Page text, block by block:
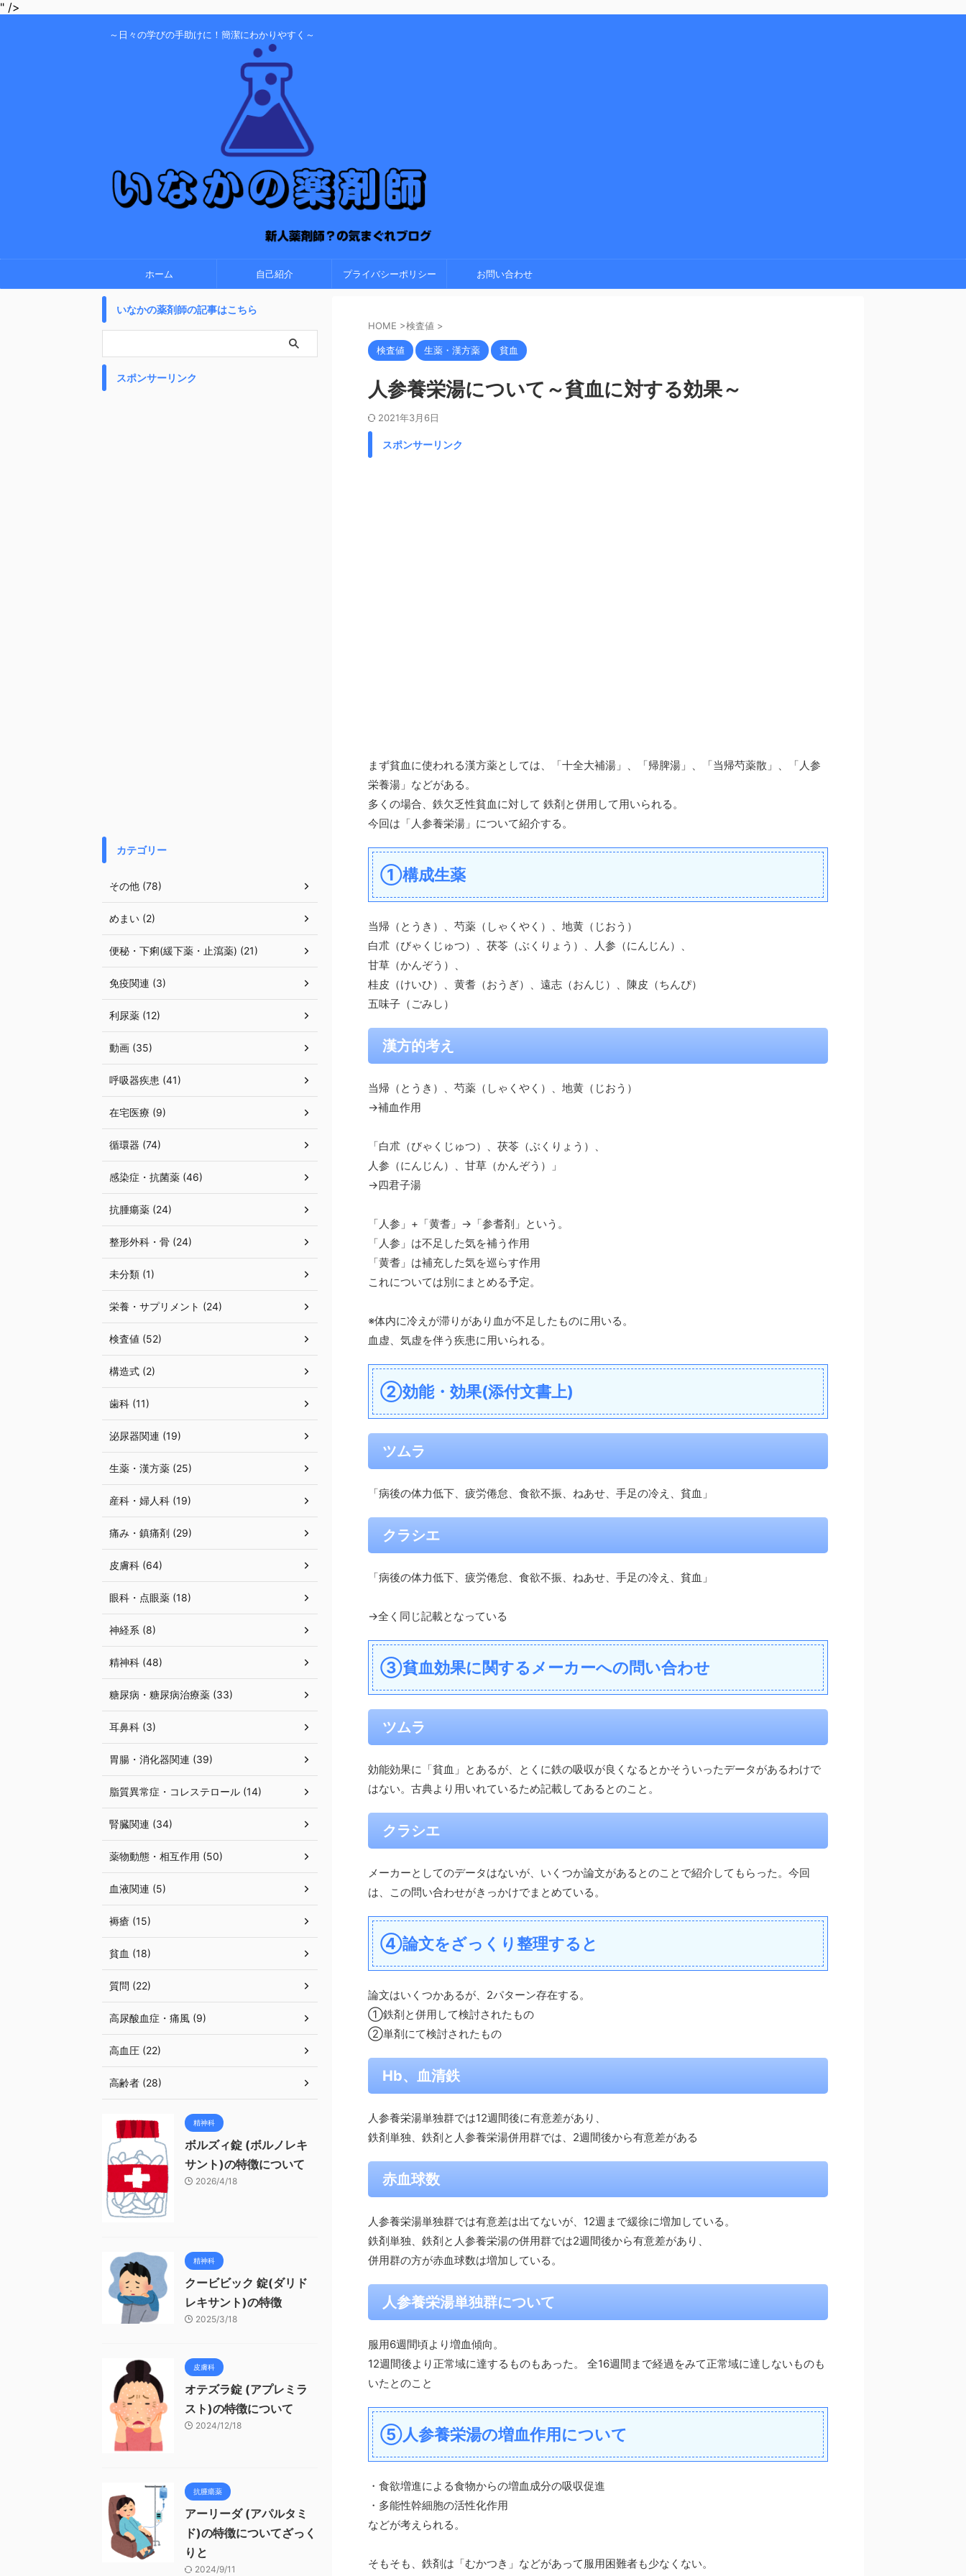
" />
～日々の学びの手助けに！簡潔にわかりやすく～
ホーム 自己紹介 プライバシーポリシー お問い合わせ
HOME >検査値 >
検査値 生薬・漢方薬 貧血
人参養栄湯について～貧血に対する効果～
2021年3月6日
スポンサーリンク
まず貧血に使われる漢方薬としては、「十全大補湯」、「帰脾湯」、「当帰芍薬散」、「人参
栄養湯」などがある。
多くの場合、鉄欠乏性貧血に対して 鉄剤と併用して用いられる。
今回は「人参養栄湯」について紹介する。
①構成生薬
当帰（とうき）、芍薬（しゃくやく）、地黄（じおう）
白朮（びゃくじゅつ）、茯苓（ぶくりょう）、人参（にんじん）、
甘草（かんぞう）、
桂皮（けいひ）、黄耆（おうぎ）、遠志（おんじ）、陳皮（ちんぴ）
五味子（ごみし）
漢方的考え
当帰（とうき）、芍薬（しゃくやく）、地黄（じおう）
→補血作用
「白朮（びゃくじゅつ）、茯苓（ぶくりょう）、
人参（にんじん）、甘草（かんぞう）」
→四君子湯
「人参」+「黄耆」→「参耆剤」という。
「人参」は不足した気を補う作用
「黄耆」は補充した気を巡らす作用
これについては別にまとめる予定。
※体内に冷えが滞りがあり血が不足したものに用いる。
血虚、気虚を伴う疾患に用いられる。
②効能・効果(添付文書上)
ツムラ
「病後の体力低下、疲労倦怠、食欲不振、ねあせ、手足の冷え、貧血」
クラシエ
「病後の体力低下、疲労倦怠、食欲不振、ねあせ、手足の冷え、貧血」
→全く同じ記載となっている
③貧血効果に関するメーカーへの問い合わせ
ツムラ
効能効果に「貧血」とあるが、とくに鉄の吸収が良くなるとかそういったデータがあるわけで
はない。古典より用いれているため記載してあるとのこと。
クラシエ
メーカーとしてのデータはないが、いくつか論文があるとのことで紹介してもらった。今回
は、この問い合わせがきっかけでまとめている。
④論文をざっくり整理すると
論文はいくつかあるが、2パターン存在する。
①鉄剤と併用して検討されたもの
②単剤にて検討されたもの
Hb、血清鉄
人参養栄湯単独群では12週間後に有意差があり、
鉄剤単独、鉄剤と人参養栄湯併用群では、2週間後から有意差がある
赤血球数
人参養栄湯単独群では有意差は出てないが、12週まで緩徐に増加している。
鉄剤単独、鉄剤と人参養栄湯の併用群では2週間後から有意差があり、
併用群の方が赤血球数は増加している。
人参養栄湯単独群について
服用6週間頃より増血傾向。
12週間後より正常域に達するものもあった。 全16週間まで経過をみて正常域に達しないものも
いたとのこと
⑤人参養栄湯の増血作用について
・食欲増進による食物からの増血成分の吸収促進
・多能性幹細胞の活性化作用
などが考えられる。
そもそも、鉄剤は「むかつき」などがあって服用困難者も少なくない。
いなかの薬剤師の記事はこちら
スポンサーリンク
カテゴリー
その他 (78)
めまい (2)
便秘・下痢(緩下薬・止瀉薬) (21)
免疫関連 (3)
利尿薬 (12)
動画 (35)
呼吸器疾患 (41)
在宅医療 (9)
循環器 (74)
感染症・抗菌薬 (46)
抗腫瘍薬 (24)
整形外科・骨 (24)
未分類 (1)
栄養・サプリメント (24)
検査値 (52)
構造式 (2)
歯科 (11)
泌尿器関連 (19)
生薬・漢方薬 (25)
産科・婦人科 (19)
痛み・鎮痛剤 (29)
皮膚科 (64)
眼科・点眼薬 (18)
神経系 (8)
精神科 (48)
糖尿病・糖尿病治療薬 (33)
耳鼻科 (3)
胃腸・消化器関連 (39)
脂質異常症・コレステロール (14)
腎臓関連 (34)
薬物動態・相互作用 (50)
血液関連 (5)
褥瘡 (15)
貧血 (18)
質問 (22)
高尿酸血症・痛風 (9)
高血圧 (22)
高齢者 (28)
精神科
ボルズィ錠 (ボルノレキ
サント)の特徴について
2026/4/18
精神科
クービビック 錠(ダリド
レキサント)の特徴
2025/3/18
皮膚科
オテズラ錠 (アプレミラ
スト)の特徴について
2024/12/18
抗腫瘍薬
アーリーダ (アパルタミ
ド)の特徴についてざっく
りと
2024/9/11